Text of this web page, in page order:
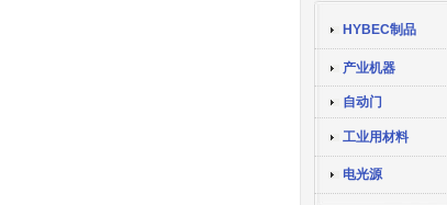
HYBEC制品
产业机器
自动门
工业用材料
电光源